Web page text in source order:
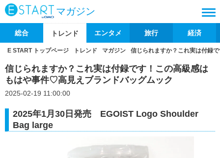
マガジン
総合 トレンド エンタメ 旅行 経済
E START トップページ トレンド マガジン 信じられますか？これ実は付録
信じられますか？これ実は付録です！この高級感は
もはや事件♡高見えブランドバッグムック
2025-02-19 11:00:00
2025年1月30日発売 EGOIST Logo Shoulder
Bag large